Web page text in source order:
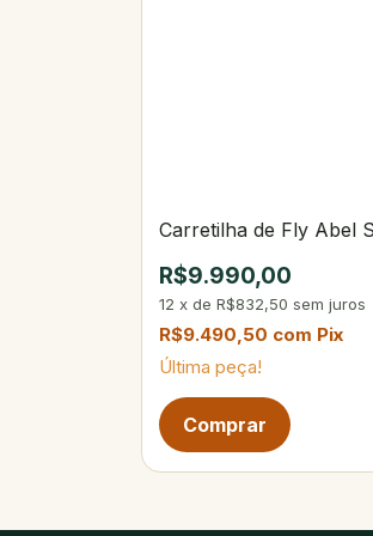
Carretilha de Fly Abel
R$9.990,00
12 x de R$832,50 sem juros
R$9.490,50 com Pix
Última peça!